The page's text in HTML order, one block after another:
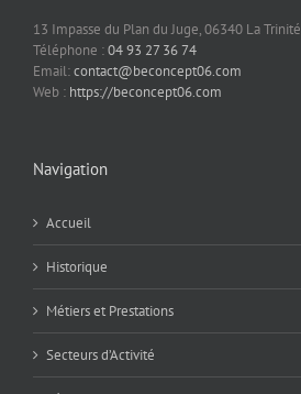
13 Impasse du Plan du Juge, 06340 La Trinité
Téléphone :04 93 27 36 74
Email:contact@beconcept06.com
Web : https://beconcept06.com
Navigation
Accueil
Historique
Métiers et Prestations
Secteurs d’Activité